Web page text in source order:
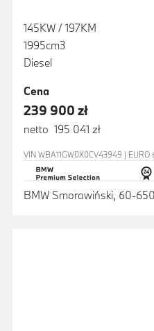
145KW / 197KM
1995cm3
Diesel
Cena
239 900 zł
netto 195 041 zł
VIN WBA11GW0X0CV43949 |
BMW Smorawiński, 60-